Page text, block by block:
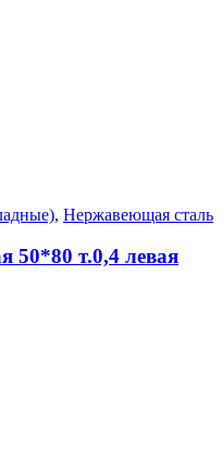
, Нержавеющая сталь
50*80 т.0,4 левая